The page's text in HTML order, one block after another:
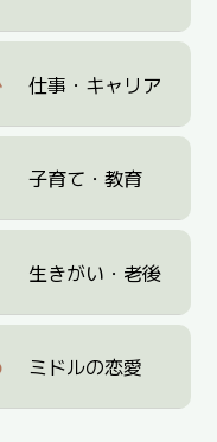
仕事・キャリア
子育て・教育
生きがい・老後
ミドルの恋愛